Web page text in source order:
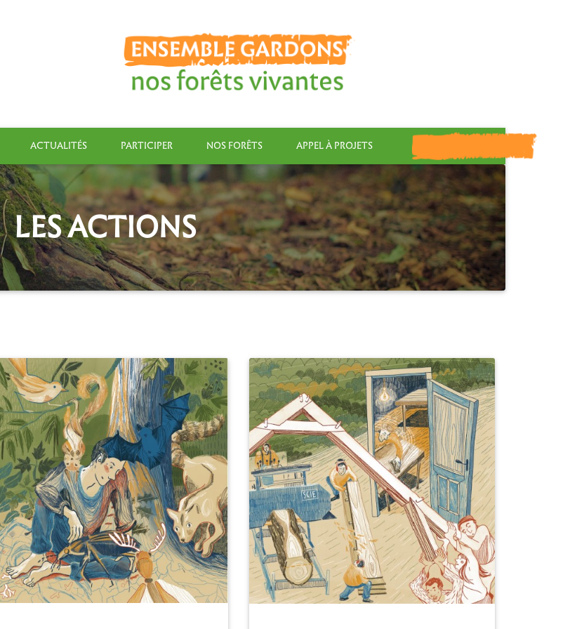
ACTUALITÉS PARTICIPER NOS FORÊTS APPEL À PROJETS
LES ACTIONS
Acquérir des forêts pour préserver
leur rôle dans les écosystèmes
Les services offerts par la forêt aux
sociétés humaines sont nombreux :
régulation du climat, du cycle de
l’eau, de l’érosion des sols ;
lutte contre les risques naturels
(glissements de terrain, crues
torrentielles, avalanches, etc.) ;
structuration des paysages.
Acheter des forêts pour les soustraire
aux logiques financières et industrielles
Développer des activités en lien
avec les territoires
Les associations en charge des forêts
signent, conjointement avec Forêts en
Vie, des engagements dans lesquels
sont déclinés des points forts
d’ancrage dans le territoire :
ouverture des forêts aux
personnes intéressées par des
projets pédagogiques et
d’échange
intégration d’une dimension de
transmission intergénérationnelle